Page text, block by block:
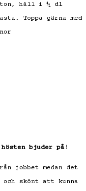
häll i ½ dl
Toppa gärna med
bjuder på!
jobbet medan det
skönt att kunna